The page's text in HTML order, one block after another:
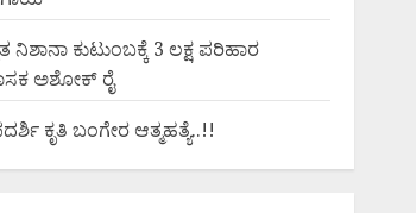
ನಿಶಾನಾ ಕುಟುಂಬಕ್ಕೆ 3 ಲಕ್ಷ ಪರಿಹಾರ
ಅಶೋಕ್ ರೈ
ಕೃತಿ ಬಂಗೇರ ಆತ್ಮಹತ್ಯೆ..!!